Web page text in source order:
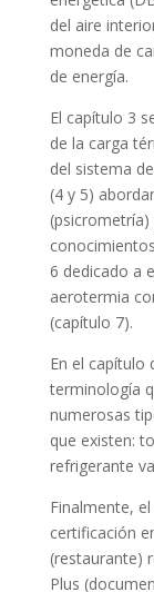
del aire
moneda de
de energía.
El capítulo 3
de la carga
del sistema
(4 y 5)
6 dedicado a
aerotermia
(capítulo 7).
En el capítulo
terminología
numerosas
que existen:
refrigerante
Finalmente,
certificación
(restaurante)
Plus